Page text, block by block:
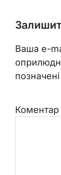
Ваша e-
позначені
Коментар